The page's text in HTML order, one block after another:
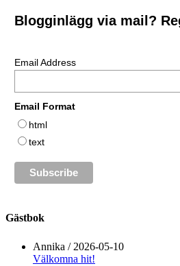
Blogginlägg via mail?
Email Address
Email Format
html
text
Gästbok
Annika / 2026-05-10
Välkomna hit!